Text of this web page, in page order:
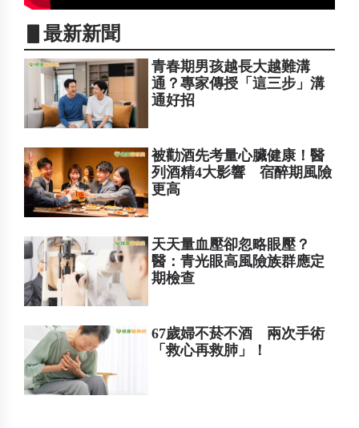
▋最新新聞
青春期男孩越長大越難溝
通？專家傳授「這三步」溝
通好招
被勸酒先考量心臟健康！醫
列酒精4大影響 宿醉期風險
更高
天天量血壓卻忽略眼壓？
醫：青光眼高風險族群應定
期檢查
67歲婦不菸不酒 兩次手術
「救心再救肺」！